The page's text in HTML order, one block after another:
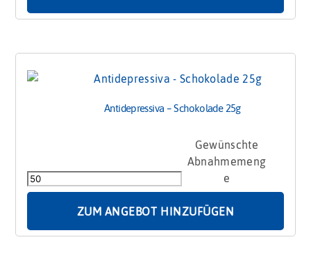
Antidepressiva – Schokolade 25g
Schokolade
25g
ZUM ANGEBOT HINZUFÜGEN